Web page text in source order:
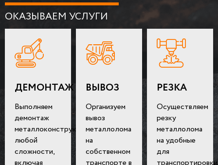
ОКАЗЫВАЕМ УСЛУГИ
ДЕМОНТАЖ
Выполняем
демонтаж
металлоконструкций
любой
сложности,
включая
ВЫВОЗ
Организуем
вывоз
металлолома
на
собственном
транспорте в
РЕЗКА
Осуществляем
резку
металлолома
на удобные
для
транспортировки